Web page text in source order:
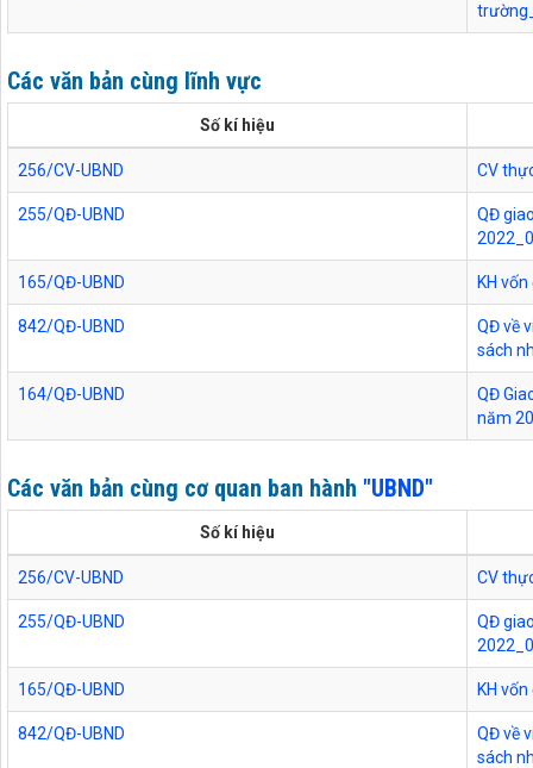
Các văn bản cùng lĩnh vực
Số kí hiệu
256/CV-UBND CV
255/QĐ-UBND
QĐ
165/QĐ-UBND KH
842/QĐ-UBND
QĐ về
sách
164/QĐ-UBND
QĐ
năm
Các văn bản cùng cơ quan ban hành "UBND"
Số kí hiệu
256/CV-UBND CV
255/QĐ-UBND
QĐ
165/QĐ-UBND KH
842/QĐ-UBND
QĐ về
sách